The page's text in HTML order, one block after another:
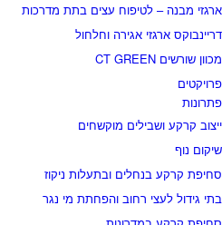
ארגזי מבנה – לטיפוח עצים בתת מדרכות
דריינבוקס ארגזי אגירה וחלחול
מכוון שורשים CT GREEN
פרויקטים
פתרונות
ייצוב קרקע ושבילים מוקשחים
שיקום נוף
סחיפת קרקע בנחלים ובתעלות ניקוז
בתי גידול לעצי רחוב והפחתת מי נגר